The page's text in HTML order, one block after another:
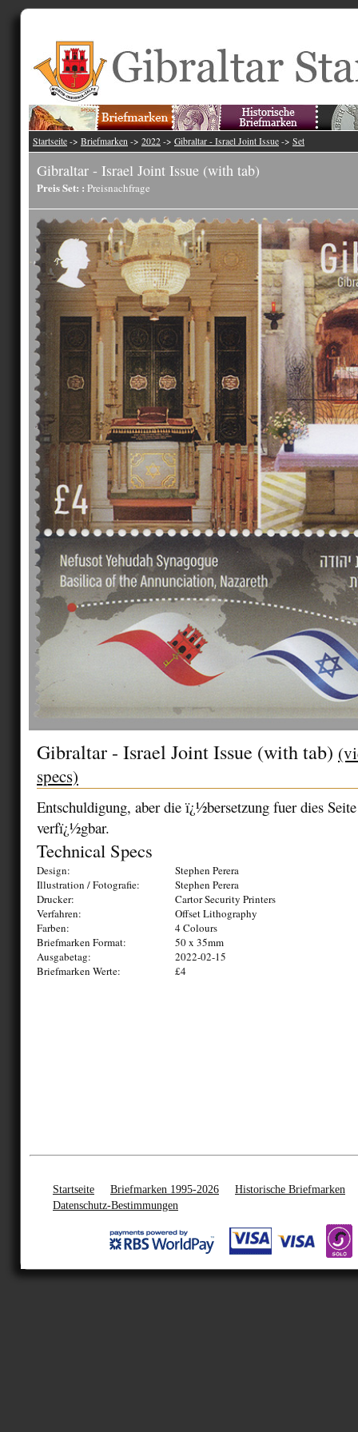
Startseite -> Briefmarken -> 2022 -> Gibraltar - Israel Joint Issue -> Set
Gibraltar - Israel Joint Issue (with tab)
Preis Set: : Preisnachfrage
Gibraltar - Israel Joint Issue (with tab)
specs)
Entschuldigung, aber die ï¿½bersetzung fuer dies
verfï¿½gbar.
Technical Specs
Design:
Stephen Perera
Illustration / Fotografie:
Stephen Perera
Drucker:
Cartor Security Printers
Verfahren:
Offset Lithography
Farben:
4 Colours
Briefmarken Format:
50 x 35mm
Ausgabetag:
2022-02-15
Briefmarken Werte:
£4
Startseite Briefmarken 1995-2026
Historische Briefmarken
Datenschutz-Bestimmungen